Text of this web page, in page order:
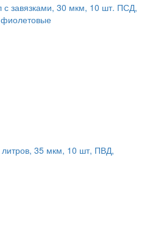
завязками, 30 мкм, 10 шт. ПСД,
35 мкм, 10 шт, ПВД,